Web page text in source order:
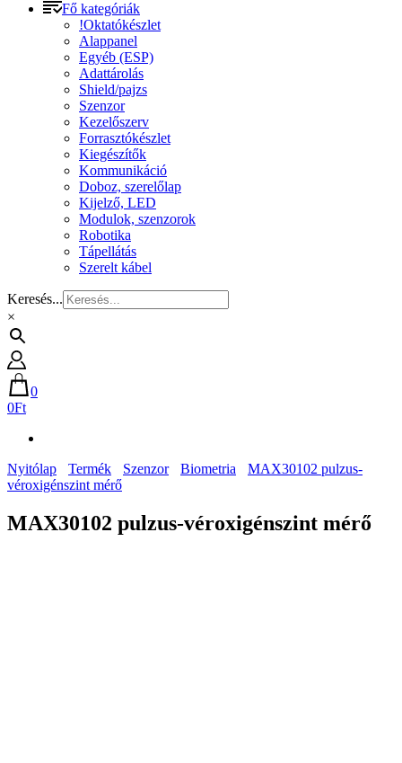
Fő kategóriák
!Oktatókészlet
Alappanel
Egyéb (ESP)
Adattárolás
Shield/pajzs
Szenzor
Kezelőszerv
Forrasztókészlet
Kiegészítők
Kommunikáció
Doboz, szerelőlap
Kijelző, LED
Modulok, szenzorok
Robotika
Tápellátás
Szerelt kábel
Keresés...
×
0
0Ft
Nyitólap Termék Szenzor Biometria
MAX30102 pulzus-
véroxigénszint mérő
MAX30102 pulzus-véroxigénszint mérő